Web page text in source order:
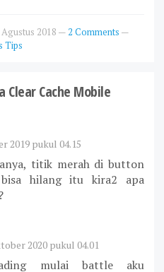
Agustus 2018 — 2 Comments —
Tips
Clear Cache Mobile
2019 pukul 04.15
titik merah di button
hilang itu kira2 apa
2020 pukul 04.01
mulai battle aku